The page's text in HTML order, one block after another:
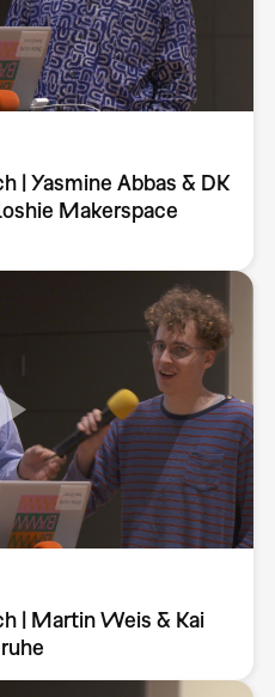
| Yasmine Abbas & DK
Makerspace
| Martin Weis & Kai